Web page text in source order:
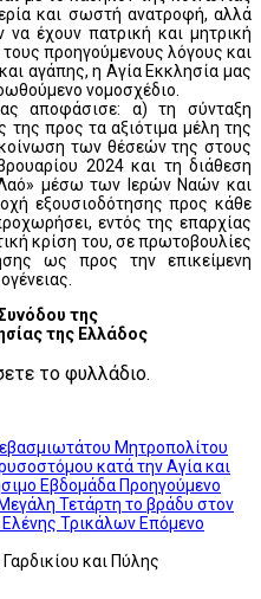
και σωστή ανατροφή, αλλά
έχουν πατρική και μητρική
προηγούμενους λόγους και
αγάπης, η Αγία Εκκλησία μας
νομοσχέδιο.
αποφάσισε: α) τη σύνταξη
της προς τα αξιότιμα μέλη της
των θέσεών της στους
2024 και τη διάθεση
μέσω των Ιερών Ναών και
εξουσιοδότησης προς κάθε
εντός της επαρχίας
κρίση του, σε πρωτοβουλίες
ως προς την επικείμενη
της
της Ελλάδος
το φυλλάδιο.
Μητροπολίτου
κατά την Αγία και
Εβδομάδα Προηγούμενο
Τετάρτη το βράδυ στον
Ελένης Τρικάλων Επόμενο
και Πύλης